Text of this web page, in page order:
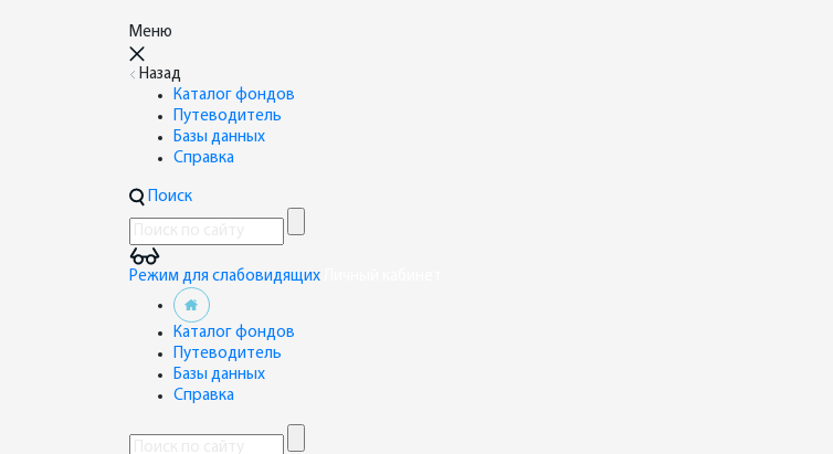
Меню
Назад
Каталог фондов
Путеводитель
Базы данных
Справка
Поиск
Режим для слабовидящих
Каталог фондов
Путеводитель
Базы данных
Справка